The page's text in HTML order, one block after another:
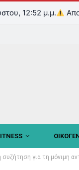
12:52 μ.μ.
συζήτηση για τη μόνιμη